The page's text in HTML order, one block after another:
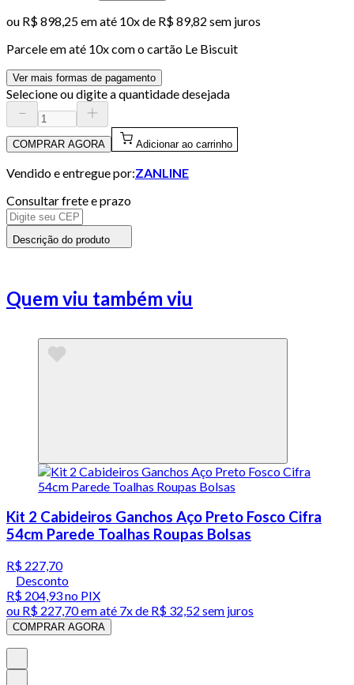
ou R$ 898,25em até 10x de R$ 89,82 sem juros
Parcele em até 10x com o cartão Le Biscuit
Ver mais formas de pagamento
Selecione ou digite a quantidade desejada
COMPRAR AGORA Adicionar ao carrinho
Vendido e entregue por:ZANLINE
Consultar frete e prazo
Descrição do produto
Quem viu também viu
Kit 2 Cabideiros Ganchos Aço Preto Fosco Cifra
54cm Parede Toalhas Roupas Bolsas
R$ 227,70
Desconto
R$ 204,93no PIX
ou R$ 227,70em até 7x de R$ 32,52 sem juros
COMPRAR AGORA